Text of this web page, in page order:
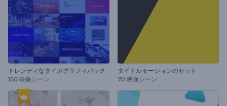
トレンディなタイポグラフィパック
150 映像シーン
タイトルモーションのセット
70 映像シーン